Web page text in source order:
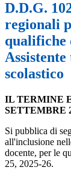
D.D.G.
regionali
qualifiche
scolastico
IL TERMINE
SETTEMBRE
Si pubblica di
all'inclusione
docente, per le
25, 2025-26.